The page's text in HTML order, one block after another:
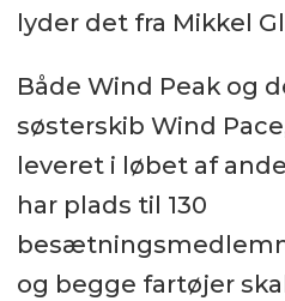
lyder det fra Mikkel
Både Wind Peak og
søsterskib Wind
leveret i løbet af
har plads til 130
og begge fartøjer